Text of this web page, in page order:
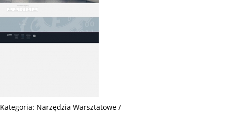
Kategoria: Narzędzia Warsztatowe /